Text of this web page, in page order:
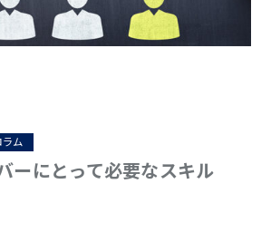
ム
ーにとって必要なスキル